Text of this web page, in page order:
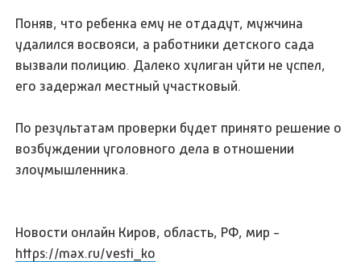
Поняв, что ребенка ему не отдадут, мужчина
удалился восвояси, а работники детского сада
вызвали полицию. Далеко хулиган уйти не успел,
его задержал местный участковый.
По результатам проверки будет принято решение о
возбуждении уголовного дела в отношении
злоумышленника.
Новости онлайн Киров, область, РФ, мир -
https://max.ru/vesti_ko